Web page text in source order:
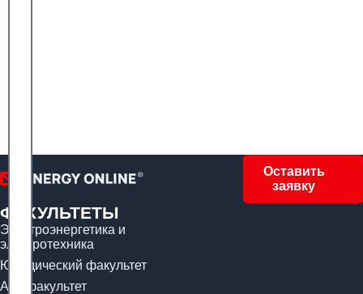
Оставить
заявку
ФАКУЛЬТЕТЫ
Электроэнергетика и
электротехника
Юридический факультет
Арт-факультет